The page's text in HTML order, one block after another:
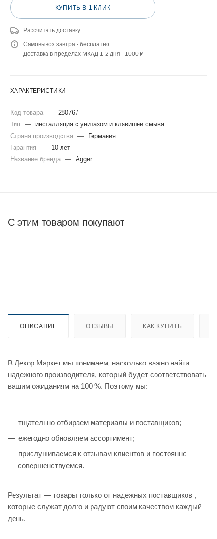
КУПИТЬ В 1 КЛИК
Рассчитать доставку
Самовывоз завтра - бесплатно
Доставка в пределах МКАД 1-2 дня - 1000 ₽
ХАРАКТЕРИСТИКИ
Код товара —
280767
Тип
—
инсталляция с унитазом и клавишей смыва
Страна производства —
Германия
Гарантия
—
10 лет
Название бренда — Agger
С этим товаром покупают
ОПИСАНИЕ ОТЗЫВЫ КАК КУПИТЬ
В Декор.Маркет мы понимаем, насколько важно найти
надежного производителя, который будет соответствовать
вашим ожиданиям на 100 %. Поэтому мы:
тщательно отбираем материалы и поставщиков;
ежегодно обновляем ассортимент;
прислушиваемся к отзывам клиентов и постоянно
совершенствуемся.
Результат — товары только от надежных поставщиков ,
которые служат долго и радуют своим качеством каждый
день.